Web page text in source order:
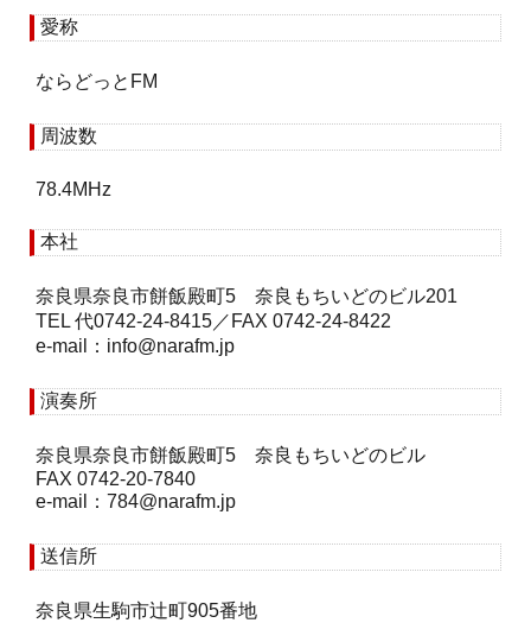
愛称
ならどっとFM
周波数
78.4MHz
本社
奈良県奈良市餅飯殿町5 奈良もちいどのビル201
TEL 代0742-24-8415／FAX 0742-24-8422
e-mail： info narafm.jp
演奏所
奈良県奈良市餅飯殿町5 奈良もちいどのビル
FAX 0742-20-7840
e-mail： 784 narafm.jp
送信所
奈良県生駒市辻町905番地